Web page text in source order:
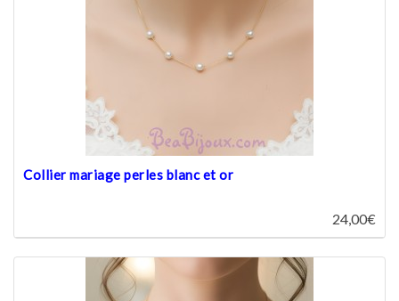
Collier mariage perles blanc et or
24,00€